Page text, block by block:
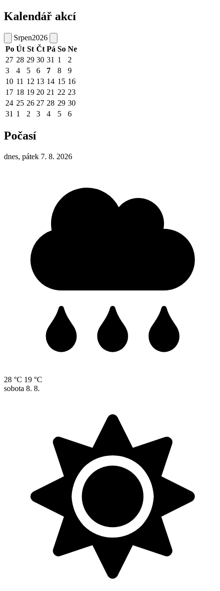
Kalendář akcí
Srpen2026
Po Út St Čt Pá So Ne
27 28 29 30 31 1
2
3
4 5 6 7 8
9
10 11 12 13 14 15 16
17 18 19 20 21 22 23
24 25 26 27 28 29 30
31 1 2 3 4 5 6
Počasí
dnes, pátek 7. 8. 2026
28 °C 19 °C
sobota 8. 8.